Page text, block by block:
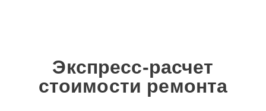
Экспресс-расчет
стоимости ремонта